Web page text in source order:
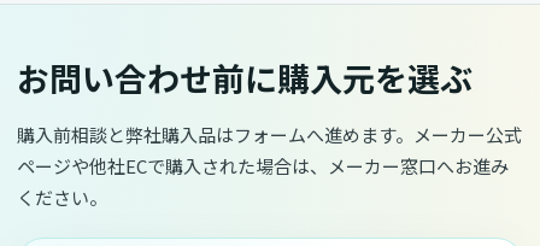
お問い合わせ前に購入元を選ぶ
購入前相談と弊社購入品はフォームへ進めます。メーカー公式
ページや他社ECで購入された場合は、メーカー窓口へお進み
ください。